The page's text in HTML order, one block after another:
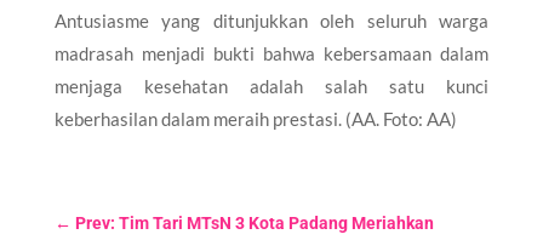
Antusiasme yang ditunjukkan oleh seluruh warga
madrasah menjadi bukti bahwa kebersamaan dalam
menjaga kesehatan adalah salah satu kunci
keberhasilan dalam meraih prestasi. (AA. Foto: AA)
← Prev: Tim Tari MTsN 3 Kota Padang Meriahkan